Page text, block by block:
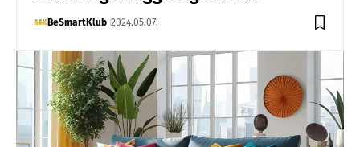
BeSmartKlub 2024.05.07.